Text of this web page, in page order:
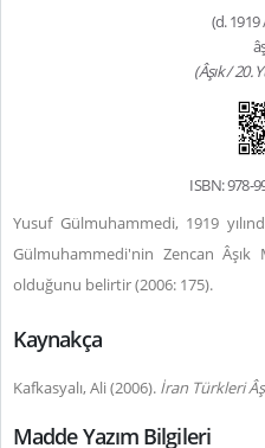
(d. 1919
(Âşık / 20.
ISBN: 978-
Yusuf Gülmuhammedi, 1919
Gülmuhammedi'nin Zencan
olduğunu belirtir (2006: 175).
Kaynakça
Kafkasyalı, Ali (2006). İran Türkleri
Madde Yazım Bilgileri